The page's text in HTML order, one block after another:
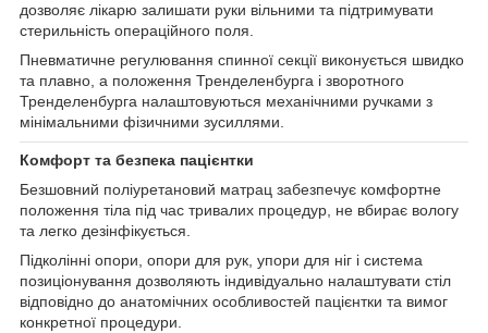
дозволяє лікарю залишати руки вільними та підтримувати
стерильність операційного поля.
Пневматичне регулювання спинної секції виконується швидко
та плавно, а положення Тренделенбурга і зворотного
Тренделенбурга налаштовуються механічними ручками з
мінімальними фізичними зусиллями.
Комфорт та безпека пацієнтки
Безшовний поліуретановий матрац забезпечує комфортне
положення тіла під час тривалих процедур, не вбирає вологу
та легко дезінфікується.
Підколінні опори, опори для рук, упори для ніг і система
позиціонування дозволяють індивідуально налаштувати стіл
відповідно до анатомічних особливостей пацієнтки та вимог
конкретної процедури.